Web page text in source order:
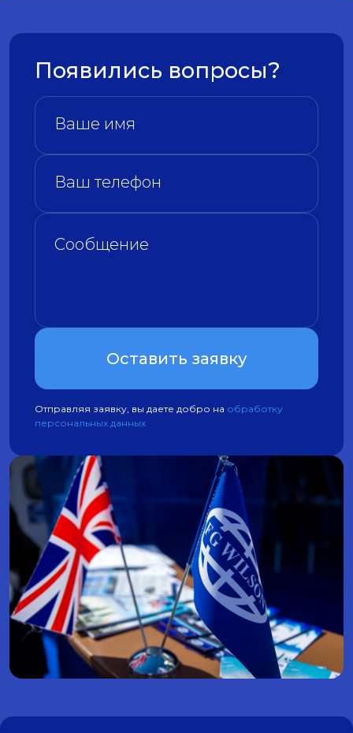
Появились вопросы?
Оставить заявку
Отправляя заявку, вы даете добро на обработку
персональных данных